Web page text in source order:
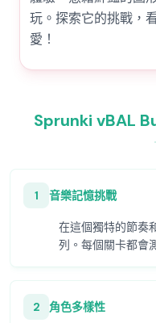
玩。探索它的挑戰，
愛！
Sprunki vBAL
1 音樂記憶挑戰
在這個獨特的節奏
列。每個關卡都會
2 角色多樣性